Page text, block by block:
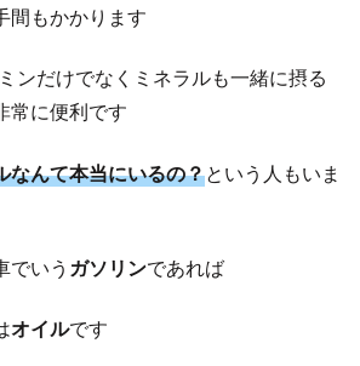
間もかかります
ンだけでなくミネラルも一緒に摂る
常に便利です
なんて本当にいるの？という人もいま
でいう ガソリンであれば
オイルです